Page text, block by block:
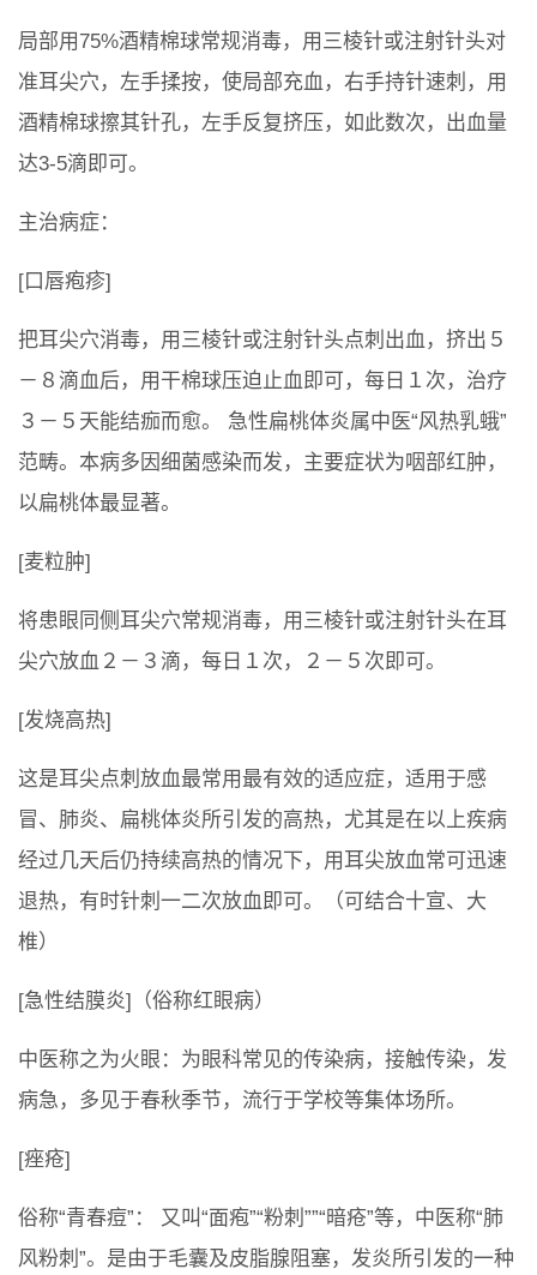
局部用75%酒精棉球常规消毒，用三棱针或注射针头对
准耳尖穴，左手揉按，使局部充血，右手持针速刺，用
酒精棉球擦其针孔，左手反复挤压，如此数次，出血量
达3-5滴即可。
主治病症：
[口唇疱疹]
把耳尖穴消毒，用三棱针或注射针头点刺出血，挤出５
－８滴血后，用干棉球压迫止血即可，每日１次，治疗
３－５天能结痂而愈。 急性扁桃体炎属中医“风热乳蛾”
范畴。本病多因细菌感染而发，主要症状为咽部红肿，
以扁桃体最显著。
[麦粒肿]
将患眼同侧耳尖穴常规消毒，用三棱针或注射针头在耳
尖穴放血２－３滴，每日１次，２－５次即可。
[发烧高热]
这是耳尖点刺放血最常用最有效的适应症，适用于感
冒、肺炎、扁桃体炎所引发的高热，尤其是在以上疾病
经过几天后仍持续高热的情况下，用耳尖放血常可迅速
退热，有时针刺一二次放血即可。（可结合十宣、大
椎）
[急性结膜炎]（俗称红眼病）
中医称之为火眼：为眼科常见的传染病，接触传染，发
病急，多见于春秋季节，流行于学校等集体场所。
[痤疮]
俗称“青春痘”： 又叫“面疱”“粉刺””“暗疮”等，中医称“肺
风粉刺”。是由于毛囊及皮脂腺阻塞，发炎所引发的一种